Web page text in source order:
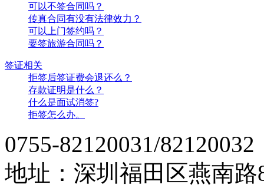
可以不签合同吗？
传真合同有没有法律效力？
可以上门签约吗？
要签旅游合同吗？
签证相关
拒签后签证费会退还么？
存款证明是什么？
什么是面试消签?
拒签怎么办。
0755-82120031/82120032
地址：深圳福田区燕南